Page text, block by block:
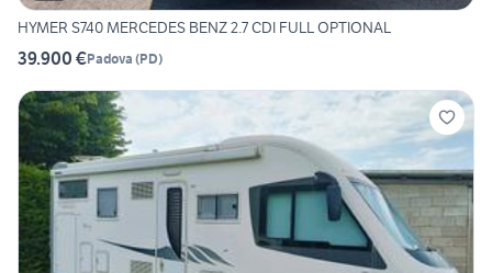
HYMER S740 MERCEDES BENZ 2.7 CDI FULL OPTIONAL
39.900 €Padova (PD)